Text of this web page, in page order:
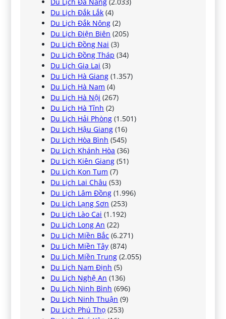
Du Lịch Đắk Lắk (4)
Du Lịch Đắk Nông (2)
Du Lịch Điện Biên (205)
Du Lịch Đồng Nai (3)
Du Lịch Đồng Tháp (34)
Du Lịch Gia Lai (3)
Du Lịch Hà Giang (1.357)
Du Lịch Hà Nam (4)
Du Lịch Hà Nội (267)
Du Lịch Hà Tĩnh (2)
Du Lịch Hải Phòng (1.501)
Du Lịch Hậu Giang (16)
Du Lịch Hòa Bình (545)
Du Lịch Khánh Hòa (36)
Du Lịch Kiên Giang (51)
Du Lịch Kon Tum (7)
Du Lịch Lai Châu (53)
Du Lịch Lâm Đồng (1.996)
Du Lịch Lạng Sơn (253)
Du Lịch Lào Cai (1.192)
Du Lịch Long An (22)
Du Lịch Miền Bắc (6.271)
Du Lịch Miền Tây (874)
Du Lịch Miền Trung (2.055)
Du Lịch Nam Định (5)
Du Lịch Nghệ An (136)
Du Lịch Ninh Bình (696)
Du Lịch Ninh Thuận (9)
Du Lịch Phú Thọ (253)